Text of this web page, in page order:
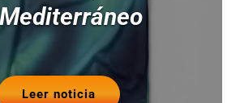
Leer noticia